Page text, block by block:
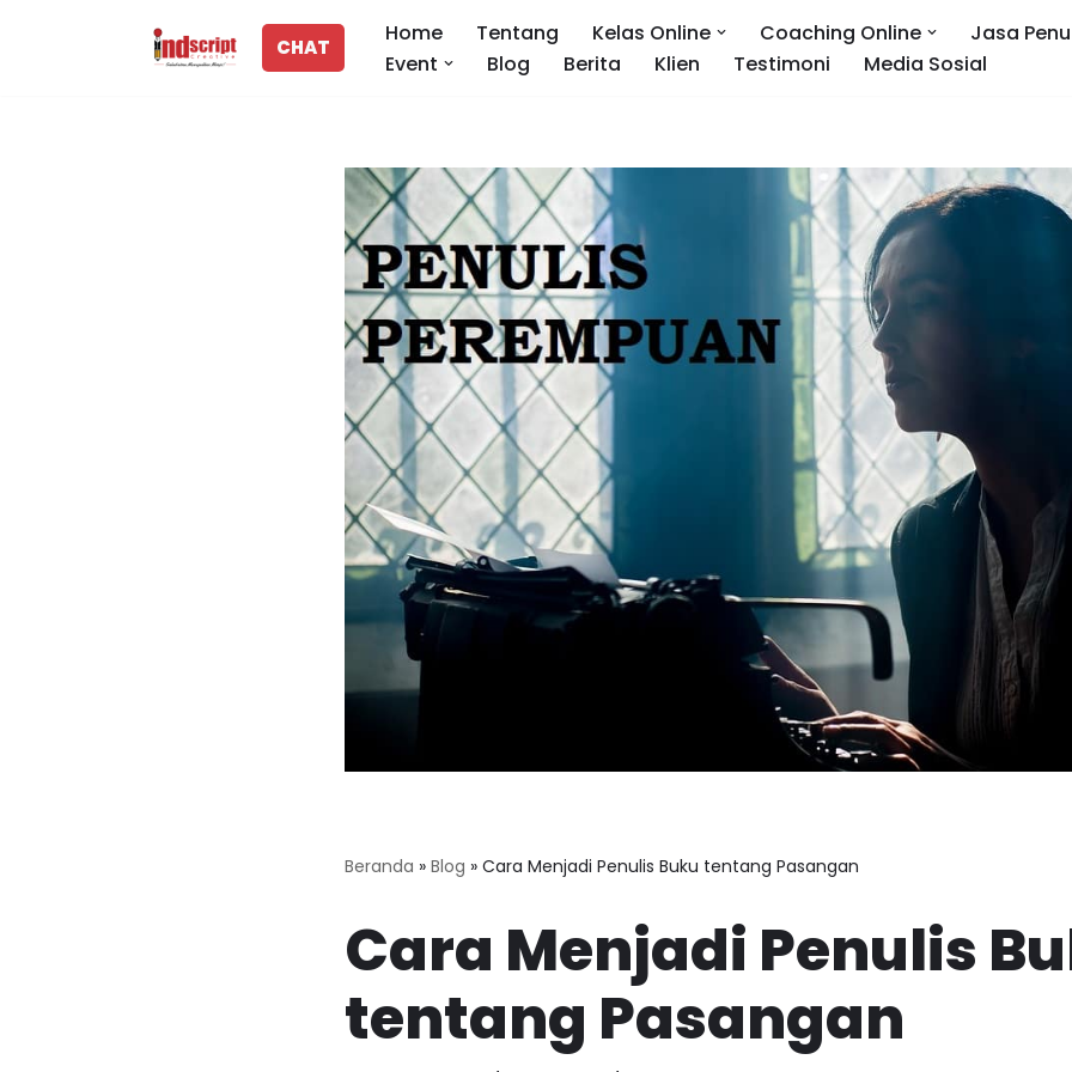
CHAT
Home Tentang Kelas Online Coaching Online
Jasa
Event
Blog Berita Klien Testimoni Media Sosial
Beranda » Blog » Cara Menjadi Penulis Buku tentang Pasangan
Cara Menjadi Penulis
tentang Pasangan